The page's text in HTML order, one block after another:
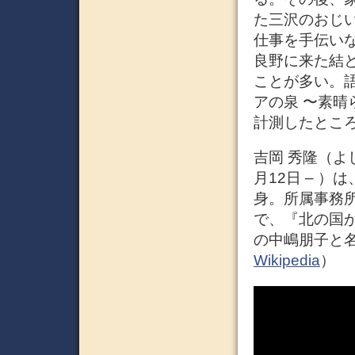
た三沢のおじ
仕事を手伝い
良野に来た結
ことが多い。
アの泉 〜素晴
計測したとこ
吉岡 秀隆（よ
月12日 – ）は
身。所属事務
で、『北の国
の中嶋朋子と
Wikipedia）